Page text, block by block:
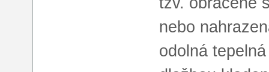
nebo
odolná